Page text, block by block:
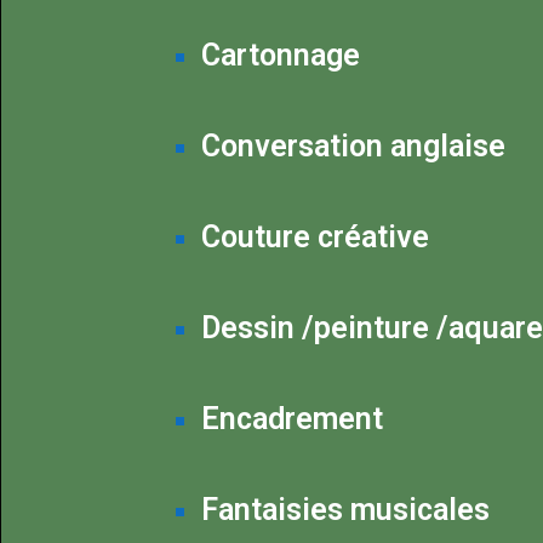
Cartonnage
Conversation anglaise
Couture créative
Dessin /peinture /
Encadrement
Fantaisies musicales